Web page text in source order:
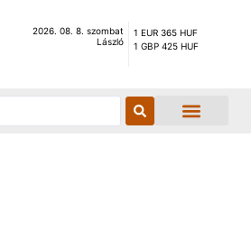
2026. 08. 8. szombat
László
1 EUR 365 HUF
1 GBP 425 HUF